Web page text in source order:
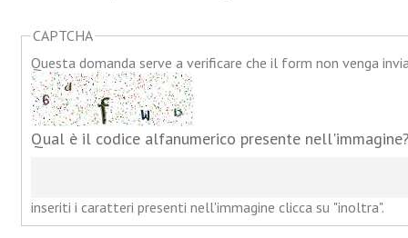
CAPTCHA
Questa domanda serve a verificare che il form non venga
Qual è il codice alfanumerico presente
inseriti i caratteri presenti nell'immagine clicca su "inoltra".